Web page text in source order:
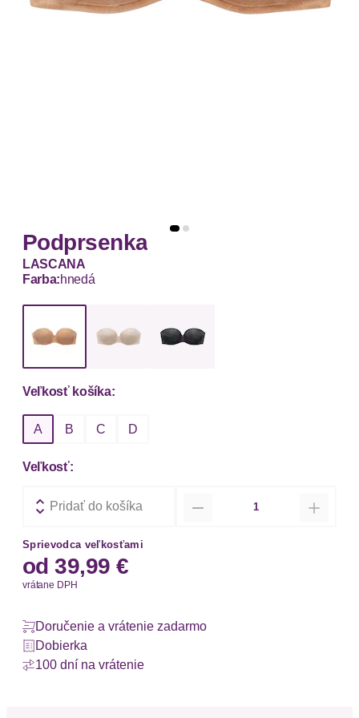
Podprsenka
LASCANA
Farba:hnedá
Veľkosť košíka:
A B C D
Veľkosť:
Pridať do košíka
Sprievodca veľkosťami
od 39,99 €
vrátane DPH
Doručenie a vrátenie zadarmo
Dobierka
100 dní na vrátenie